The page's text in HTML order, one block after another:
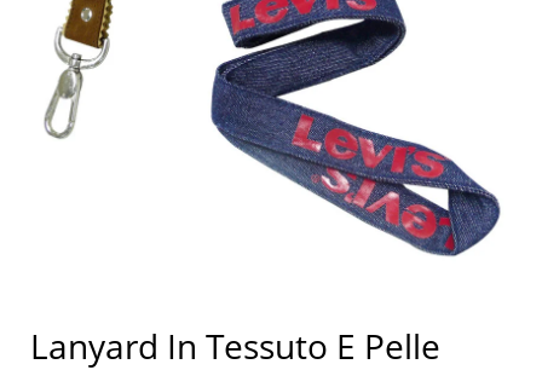
Lanyard In Tessuto E Pelle